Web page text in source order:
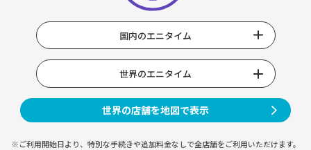
国内のエニタイム
世界のエニタイム
世界の店舗を地図で表示
※ご利用開始日より、特別な手続きや追加料金なしで全店舗をご利用いただけます。